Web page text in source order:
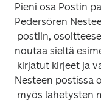
Pieni osa Postin
Pedersören
noutaa sieltä
Nesteen postissa